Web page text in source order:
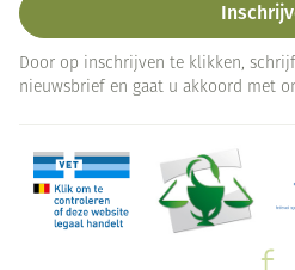
Door op inschrijven te klikken,
nieuwsbrief en gaat u akkoord met